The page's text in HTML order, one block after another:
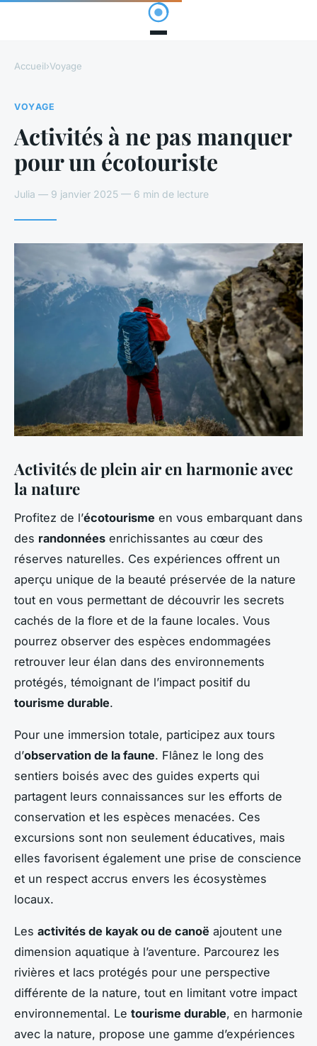
Accueil›Voyage
VOYAGE
Activités à ne pas manquer
pour un écotouriste
Julia — 9 janvier 2025 — 6 min de lecture
Activités de plein air en harmonie avec
la nature
Profitez de l’écotourisme en vous embarquant dans
des randonnées enrichissantes au cœur des
réserves naturelles. Ces expériences offrent un
aperçu unique de la beauté préservée de la nature
tout en vous permettant de découvrir les secrets
cachés de la flore et de la faune locales. Vous
pourrez observer des espèces endommagées
retrouver leur élan dans des environnements
protégés, témoignant de l’impact positif du
tourisme durable.
Pour une immersion totale, participez aux tours
d’observation de la faune. Flânez le long des
sentiers boisés avec des guides experts qui
partagent leurs connaissances sur les efforts de
conservation et les espèces menacées. Ces
excursions sont non seulement éducatives, mais
elles favorisent également une prise de conscience
et un respect accrus envers les écosystèmes
locaux.
Les activités de kayak ou de canoë ajoutent une
dimension aquatique à l’aventure. Parcourez les
rivières et lacs protégés pour une perspective
différente de la nature, tout en limitant votre impact
environnemental. Le tourisme durable, en harmonie
avec la nature, propose une gamme d’expériences